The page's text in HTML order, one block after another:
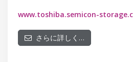
www.toshiba.semicon-
さらに詳しく…